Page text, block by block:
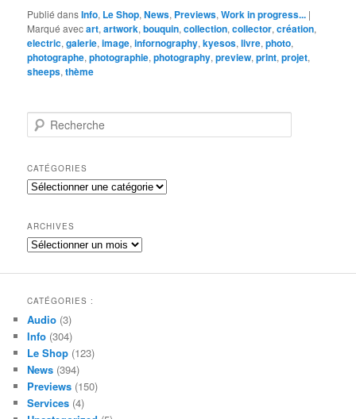
Publié dansInfo, Le Shop,News, Previews,Work in progress... |
Marqué avecart,artwork,bouquin,collection,collector,création,
electric,galerie,image,infornography,kyesos,livre,photo,
photographe,photographie,photography,preview,print,projet,
sheeps,thème
e
h
e
r
h
e
CATÉGORIES
Catégories
ARCHIVES
Archives
CATÉGORIES :
Audio (3)
Info (304)
Le Shop (123)
News (394)
Previews (150)
Services (4)